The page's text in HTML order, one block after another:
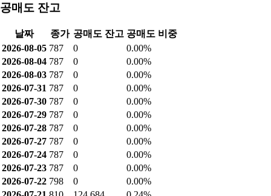
공매도 잔고
날짜 종가 공매도 잔고 공매도 비중
2026-08-05 787 0
0.00%
2026-08-04 787 0
0.00%
2026-08-03 787 0
0.00%
2026-07-31 787 0
0.00%
2026-07-30 787 0
0.00%
2026-07-29 787 0
0.00%
2026-07-28 787 0
0.00%
2026-07-27 787 0
0.00%
2026-07-24 787 0
0.00%
2026-07-23 787 0
0.00%
2026-07-22 798 0
0.00%